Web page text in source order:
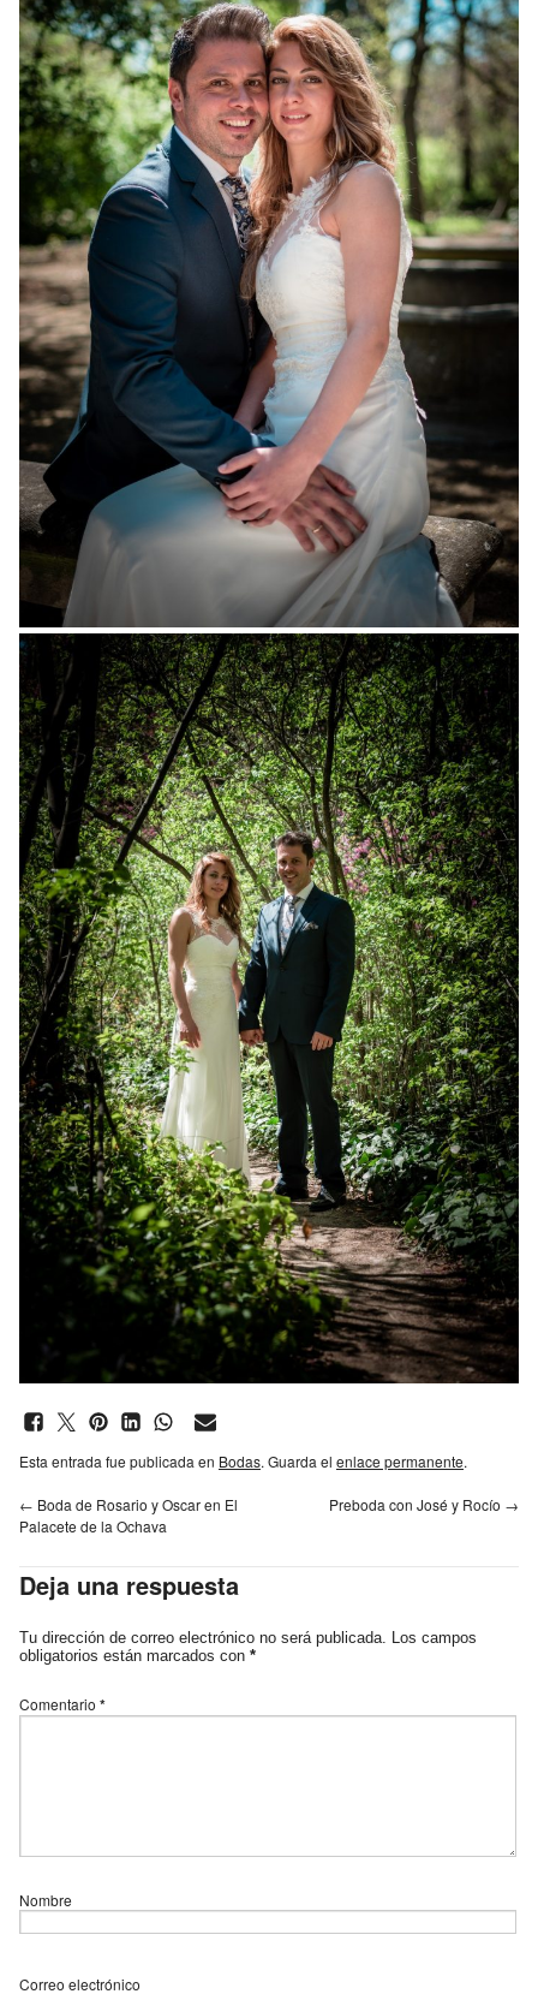
Esta entrada fue publicada en Bodas. Guarda el enlace permanente.
← Boda de Rosario y Oscar en El
Palacete de la Ochava
Preboda con José y Rocío →
Deja una respuesta
Tu dirección de correo electrónico no será publicada. Los campos
obligatorios están marcados con *
Comentario *
Nombre
Correo electrónico